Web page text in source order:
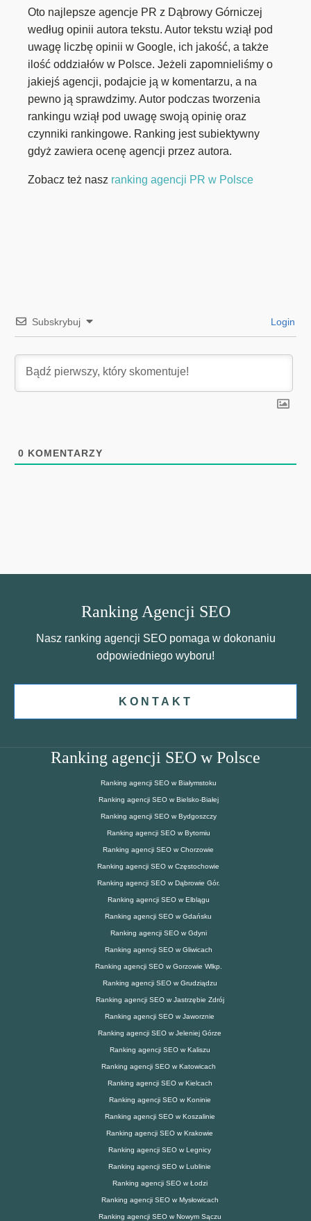
Oto najlepsze agencje PR z Dąbrowy Górniczej
według opinii autora tekstu. Autor tekstu wziął pod
uwagę liczbę opinii w Google, ich jakość, a także
ilość oddziałów w Polsce. Jeżeli zapomnieliśmy o
jakiejś agencji, podajcie ją w komentarzu, a na
pewno ją sprawdzimy. Autor podczas tworzenia
rankingu wziął pod uwagę swoją opinię oraz
czynniki rankingowe. Ranking jest subiektywny
gdyż zawiera ocenę agencji przez autora.
Zobacz też nasz ranking agencji PR w Polsce
Subskrybuj Login
0 KOMENTARZY
Ranking Agencji SEO
Nasz ranking agencji SEO pomaga w dokonaniu
odpowiedniego wyboru!
KONTAKT
Ranking agencji SEO w Polsce
Ranking agencji SEO w Białymstoku
Ranking agencji SEO w Bielsko-Białej
Ranking agencji SEO w Bydgoszczy
Ranking agencji SEO w Bytomiu
Ranking agencji SEO w Chorzowie
Ranking agencji SEO w Częstochowie
Ranking agencji SEO w Dąbrowie Gór.
Ranking agencji SEO w Elblągu
Ranking agencji SEO w Gdańsku
Ranking agencji SEO w Gdyni
Ranking agencji SEO w Gliwicach
Ranking agencji SEO w Gorzowie Wlkp.
Ranking agencji SEO w Grudziądzu
Ranking agencji SEO w Jastrzębie Zdrój
Ranking agencji SEO w Jaworznie
Ranking agencji SEO w Jeleniej Górze
Ranking agencji SEO w Kaliszu
Ranking agencji SEO w Katowicach
Ranking agencji SEO w Kielcach
Ranking agencji SEO w Koninie
Ranking agencji SEO w Koszalinie
Ranking agencji SEO w Krakowie
Ranking agencji SEO w Legnicy
Ranking agencji SEO w Lublinie
Ranking agencji SEO w Łodzi
Ranking agencji SEO w Mysłowicach
Ranking agencji SEO w Nowym Sączu